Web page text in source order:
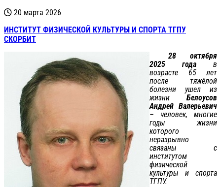
20 марта 2026
ИНСТИТУТ ФИЗИЧЕСКОЙ КУЛЬТУРЫ И СПОРТА ТГПУ
СКОРБИТ
28 октября
2025 года в
возрасте 65 лет
после тяжёлой
болезни ушел из
жизни Белоусов
Андрей Валерьевич
– человек, многие
годы жизни
которого
неразрывно
связаны с
институтом
физической
культуры и спорта
ТГПУ.